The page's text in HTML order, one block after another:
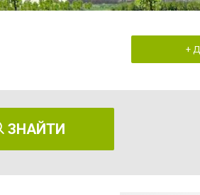
+
ЗНАЙТИ